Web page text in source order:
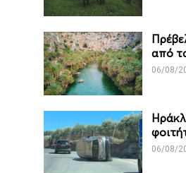
από
06/08/
06/08/